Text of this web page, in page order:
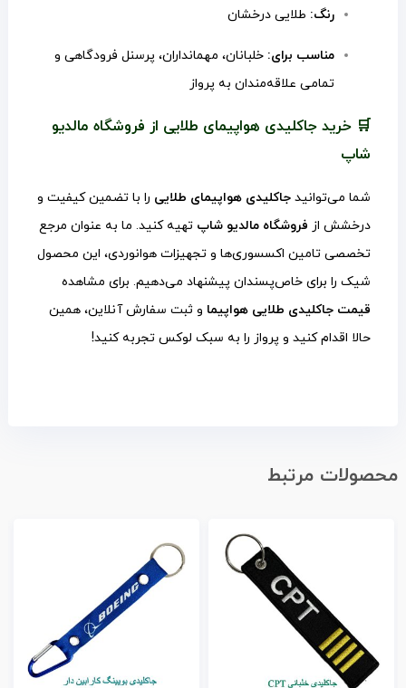
رنگ: طلایی درخشان
مناسب برای: خلبانان، مهمانداران، پرسنل فرودگاهی و
تمامی علاقه‌مندان به پرواز
🛒 خرید جاکلیدی هواپیمای طلایی از فروشگاه مالدیو
شاپ
شما می‌توانید جاکلیدی هواپیمای طلایی را با تضمین کیفیت و
درخشش از فروشگاه مالدیو شاپ تهیه کنید. ما به عنوان مرجع
تخصصی تامین اکسسوری‌ها و تجهیزات هوانوردی، این محصول
شیک را برای خاص‌پسندان پیشنهاد می‌دهیم. برای مشاهده
قیمت جاکلیدی طلایی هواپیما و ثبت سفارش آنلاین، همین
حالا اقدام کنید و پرواز را به سبک لوکس تجربه کنید!
محصولات مرتبط